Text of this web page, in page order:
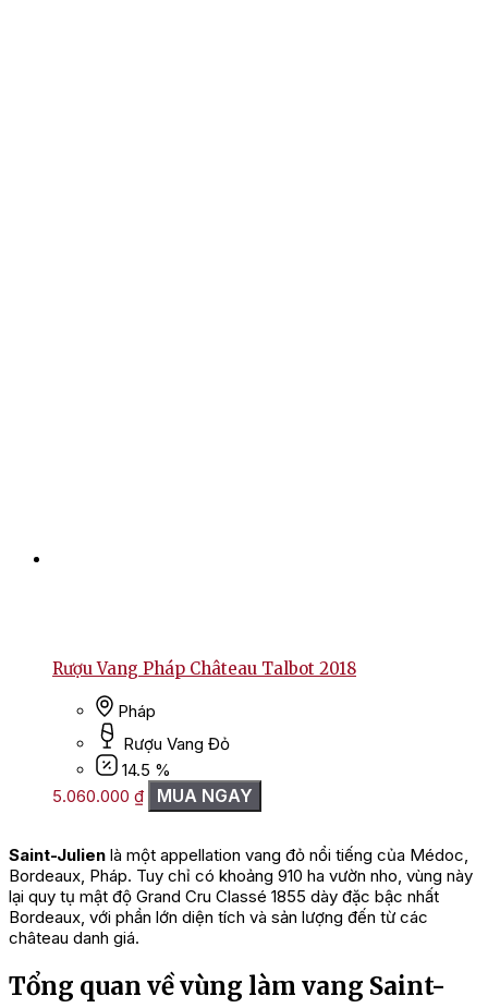
Rượu Vang Pháp Château Talbot 2018
Pháp
Rượu Vang Đỏ
14.5 %
5.060.000 ₫ MUA NGAY
Saint-Julien là một appellation vang đỏ nổi tiếng của Médoc,
Bordeaux, Pháp. Tuy chỉ có khoảng 910 ha vườn nho, vùng này
lại quy tụ mật độ Grand Cru Classé 1855 dày đặc bậc nhất
Bordeaux, với phần lớn diện tích và sản lượng đến từ các
château danh giá.
Tổng quan về vùng làm vang Saint-